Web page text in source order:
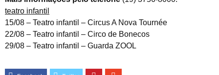
teatro infantil
15/08 – Teatro infantil – Circus A Nova Tournée
22/08 – Teatro infantil – Circo de Bonecos
29/08 – Teatro infantil – Guarda ZOOL